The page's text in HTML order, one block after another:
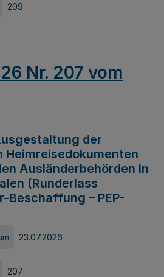
209
Nr. 207 vom
der
Heimreisedokumenten
Ausländerbehörden in
(Runderlass
Beschaffung – PEP-
23.07.2026
207